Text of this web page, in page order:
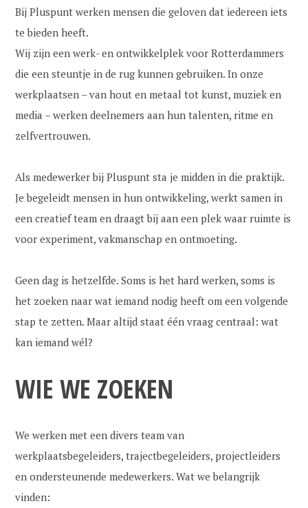
Bij Pluspunt werken mensen die geloven dat iedereen iets
te bieden heeft.
Wij zijn een werk- en ontwikkelplek voor Rotterdammers
die een steuntje in de rug kunnen gebruiken. In onze
werkplaatsen – van hout en metaal tot kunst, muziek en
media – werken deelnemers aan hun talenten, ritme en
zelfvertrouwen.
Als medewerker bij Pluspunt sta je midden in die praktijk.
Je begeleidt mensen in hun ontwikkeling, werkt samen in
een creatief team en draagt bij aan een plek waar ruimte is
voor experiment, vakmanschap en ontmoeting.
Geen dag is hetzelfde. Soms is het hard werken, soms is
het zoeken naar wat iemand nodig heeft om een volgende
stap te zetten. Maar altijd staat één vraag centraal: wat
kan iemand wél?
WIE WE ZOEKEN
We werken met een divers team van
werkplaatsbegeleiders, trajectbegeleiders, projectleiders
en ondersteunende medewerkers. Wat we belangrijk
vinden: